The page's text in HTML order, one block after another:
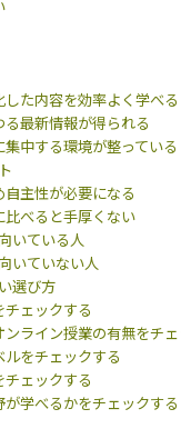
た内容を効率よく学べる
最新情報が得られる
中する環境が整っている
主性が必要になる
比べると手厚くない
いている人
いていない人
選び方
ェックする
ライン授業の有無をチ
をチェックする
チェックする
学べるかをチェックする